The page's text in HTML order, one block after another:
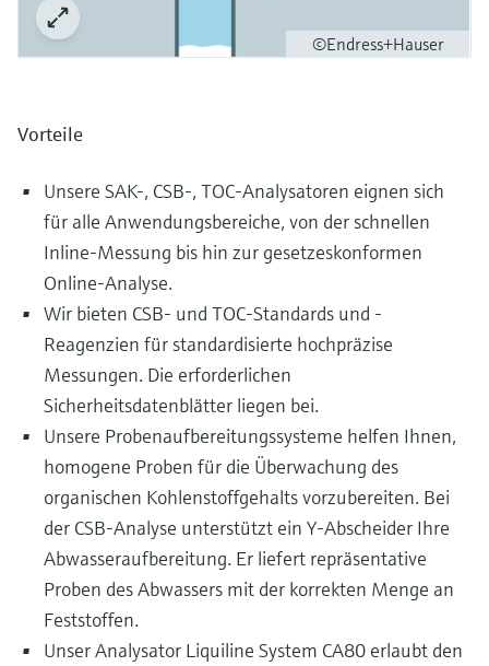
©Endress+Hauser
Vorteile
Unsere SAK-, CSB-, TOC-Analysatoren eignen sich
für alle Anwendungsbereiche, von der schnellen
Inline-Messung bis hin zur gesetzeskonformen
Online-Analyse.
Wir bieten CSB- und TOC-Standards und -
Reagenzien für standardisierte hochpräzise
Messungen. Die erforderlichen
Sicherheitsdatenblätter liegen bei.
Unsere Probenaufbereitungssysteme helfen Ihnen,
homogene Proben für die Überwachung des
organischen Kohlenstoffgehalts vorzubereiten. Bei
der CSB-Analyse unterstützt ein Y-Abscheider Ihre
Abwasseraufbereitung. Er liefert repräsentative
Proben des Abwassers mit der korrekten Menge an
Feststoffen.
Unser Analysator Liquiline System CA80 erlaubt den